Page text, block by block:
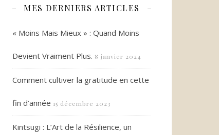
MES DERNIERS ARTICLES
« Moins Mais Mieux » : Quand Moins
Devient Vraiment Plus. 8 janvier 2024
Comment cultiver la gratitude en cette
fin d’année 15 décembre 2023
Kintsugi : L’Art de la Résilience, un